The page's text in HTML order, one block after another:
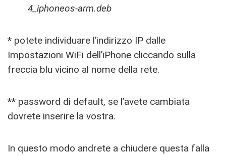
4_iphoneos-arm.deb
* potete individuare l’indirizzo IP dalle
Impostazioni WiFi dell’iPhone cliccando sulla
freccia blu vicino al nome della rete.
** password di default, se l’avete cambiata
dovrete inserire la vostra.
In questo modo andrete a chiudere questa falla